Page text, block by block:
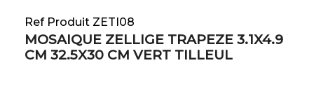
Ref Produit ZETI08
MOSAIQUE ZELLIGE TRAPEZE 3.1X4.9
CM 32.5X30 CM VERT TILLEUL